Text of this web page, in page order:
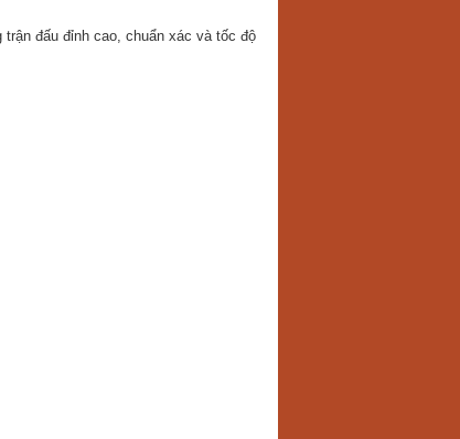
đấu đỉnh cao, chuẩn xác và tốc độ